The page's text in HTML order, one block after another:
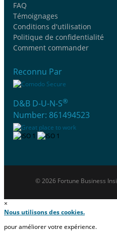
FAQ
Témoignages
Conditions d'utilisation
Politique de confidentialité
Comment commander
Reconnu Par
D&B D-U-N-S®
Number: 861494523
© 2026 Fortune Business
×
Nous utilisons des cookies.
pour améliorer votre expérience.